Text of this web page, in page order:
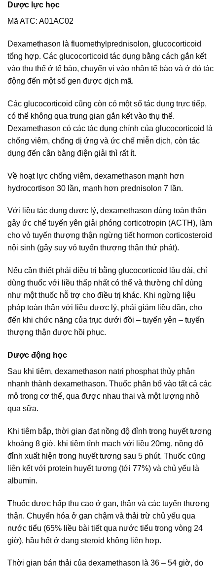
Dược lực học
Mã ATC: A01AC02
Dexamethason là fluomethylprednisolon, glucocorticoid
tổng hợp. Các glucocorticoid tác dụng bằng cách gắn kết
vào thụ thể ở tế bào, chuyển vị vào nhân tế bào và ở đó tác
động đến một số gen được dịch mã.
Các glucocorticoid cũng còn có một số tác dụng trực tiếp,
có thể không qua trung gian gắn kết vào thụ thể.
Dexamethason có các tác dụng chính của glucocorticoid là
chống viêm, chống dị ứng và ức chế miễn dịch, còn tác
dụng đến cân bằng điện giải thì rất ít.
Về hoạt lực chống viêm, dexamethason mạnh hơn
hydrocortison 30 lần, mạnh hơn prednisolon 7 lần.
Với liều tác dụng dược lý, dexamethason dùng toàn thân
gây ức chế tuyến yên giải phóng corticotropin (ACTH), làm
cho vỏ tuyến thượng thận ngừng tiết hormon corticosteroid
nội sinh (gây suy vỏ tuyến thượng thận thứ phát).
Nếu cần thiết phải điều trị bằng glucocorticoid lâu dài, chỉ
dùng thuốc với liều thấp nhất có thể và thường chỉ dùng
như một thuốc hỗ trợ cho điều trị khác. Khi ngừng liệu
pháp toàn thân với liều dược lý, phải giảm liều dần, cho
đến khi chức năng của trục dưới đồi – tuyến yên – tuyến
thượng thận được hồi phục.
Dược động học
Sau khi tiêm, dexamethason natri phosphat thủy phân
nhanh thành dexamethason. Thuốc phân bổ vào tất cả các
mô trong cơ thể, qua được nhau thai và một lượng nhỏ
qua sữa.
Khi tiêm bắp, thời gian đạt nồng độ đỉnh trong huyết tương
khoảng 8 giờ, khi tiêm tĩnh mạch với liều 20mg, nồng độ
đỉnh xuất hiện trong huyết tương sau 5 phút. Thuốc cũng
liên kết với protein huyết tương (tới 77%) và chủ yếu là
albumin.
Thuốc được hấp thu cao ở gan, thận và các tuyến thượng
thận. Chuyển hóa ở gan chậm và thải trừ chủ yếu qua
nước tiểu (65% liều bài tiết qua nước tiểu trong vòng 24
giờ), hầu hết ở dạng steroid không liên hợp.
Thời gian bán thải của dexamethason là 36 – 54 giờ, do